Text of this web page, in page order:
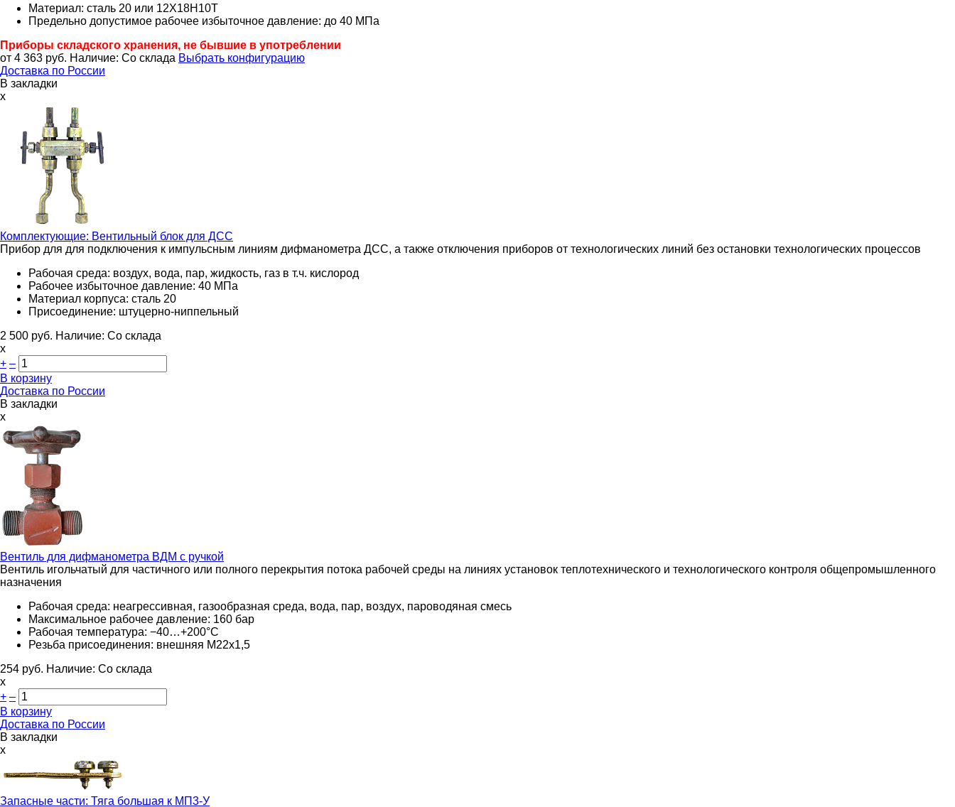
Материал: сталь 20 или 12Х18Н10Т
Предельно допустимое рабочее избыточное давление: до 40 МПа
Приборы складского хранения, не бывшие в употреблении
от 4 363 руб. Наличие: Со склада Выбрать конфигурацию
Доставка по России
В закладки
x
Комплектующие: Вентильный блок для ДСС
Прибор для для подключения к импульсным линиям дифманометра ДСС, а также отключения приборов от технологических линий без остановки технологических процессов
Рабочая среда: воздух, вода, пар, жидкость, газ в т.ч. кислород
Рабочее избыточное давление: 40 МПа
Материал корпуса: cталь 20
Присоединение: штуцерно-ниппельный
2 500 руб. Наличие: Со склада
х
+ –
В корзину
Доставка по России
В закладки
x
Вентиль для дифманометра ВДМ с ручкой
Вентиль игольчатый для частичного или полного перекрытия потока рабочей среды на линиях установок теплотехнического и технологического контроля общепромышленного
назначения
Рабочая среда: неагрессивная, газообразная среда, вода, пар, воздух, пароводяная смесь
Максимальное рабочее давление: 160 бар
Рабочая температура: −40…+200°C
Резьба присоединения: внешняя М22х1,5
254 руб. Наличие: Со склада
х
+ –
В корзину
Доставка по России
В закладки
x
Запасные части: Тяга большая к МП3-У